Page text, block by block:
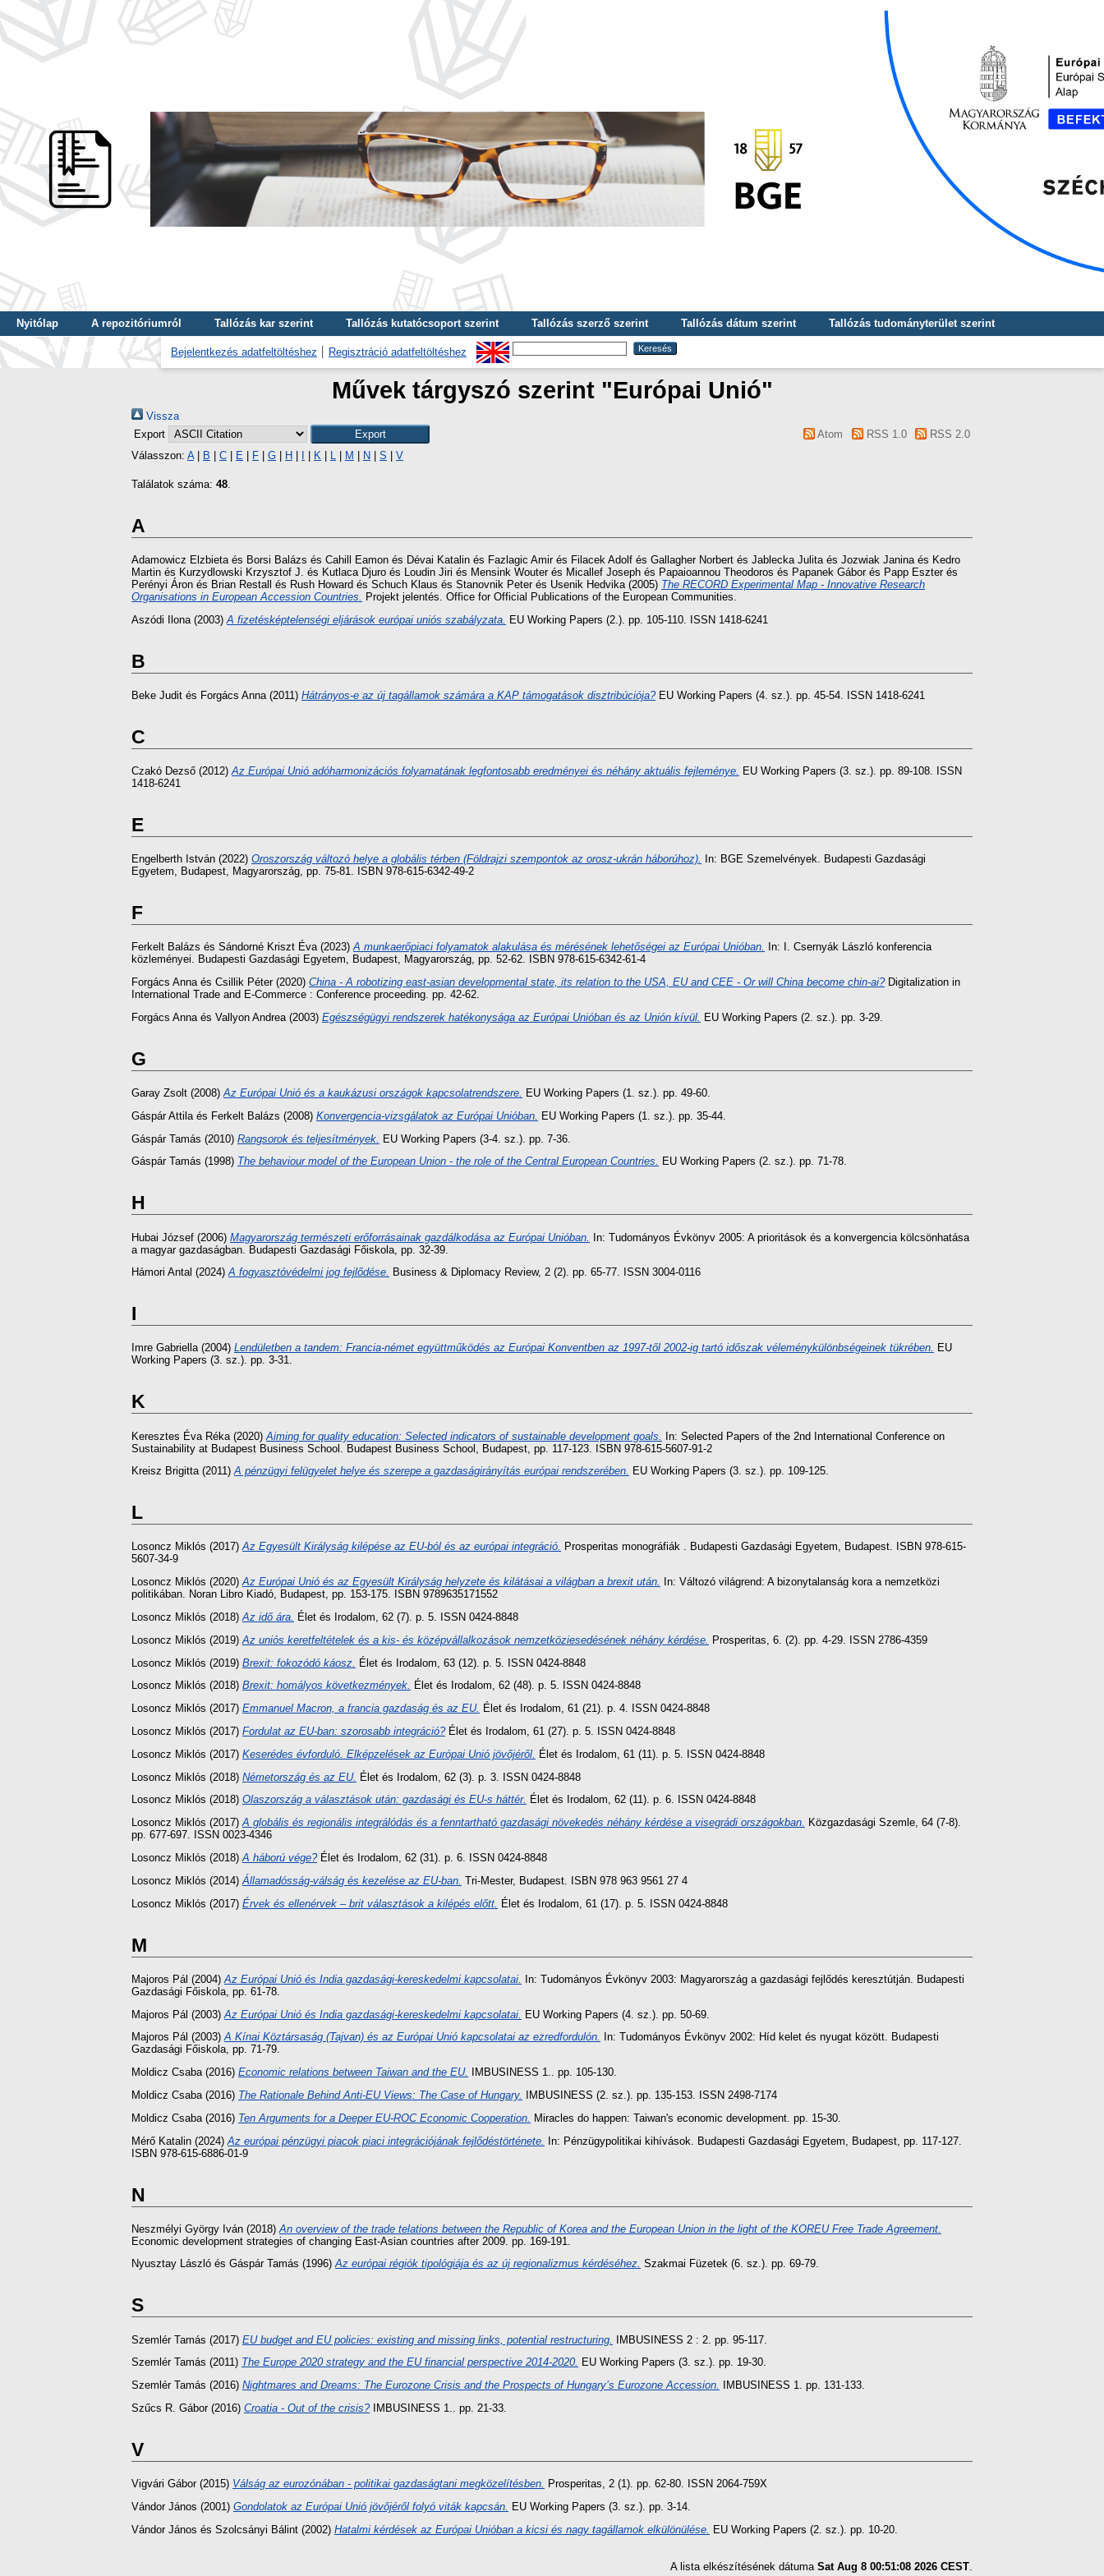
Nyitólap A repozitóriumról Tallózás kar szerint Tallózás kutatócsoport szerint Tallózás szerző szerint Tallózás dátum szerint
Tallózás tudományterület szerint
Tallózás kulcsszó szerint
Bejelentkezés adatfeltöltéshez Regisztráció adatfeltöltéshez
Művek tárgyszó szerint "Európai Unió"
Vissza
Export
Atom RSS 1.0
RSS 2.0
Válasszon: A| B C E F G H K L M N S V
Találatok száma: 48.
A
Adamowicz Elzbietaés Borsi Balázs és Cahill Eamon és Dévai Katalin és Fazlagic Amirés Filacek Adolf és Gallagher Norbert és Jablecka Julitaés Jozwiak Janinaés Kedro
Martin és Kurzydlowski Krzysztof J. és Kutlaca Djuro és Loudin Jiri és Mensink Wouterés Micallef Joseph és Papaioannou Theodoros és Papanek Gáborés Papp Eszterés
Perényi Áron és Brian Restall és Rush Howard és Schuch Klaus és Stanovnik Peterés Usenik Hedvika(2005) The RECORD Experimental Map - Innovative Research
Organisations in European Accession Countries. Projekt jelentés. Office for Official Publications of the European Communities.
Aszódi Ilona (2003) A fizetésképtelenségi eljárások európai uniós szabályzata. EU Working Papers (2.). pp. 105-110. ISSN 1418-6241
B
Beke Judit és Forgács Anna(2011) Hátrányos-e az új tagállamok számára a KAP támogatások disztribúciója?EU Working Papers (4. sz.). pp. 45-54. ISSN 1418-6241
C
Czakó Dezső (2012)Az Európai Unió adóharmonizációs folyamatának legfontosabb eredményei és néhány aktuális fejleménye. EU Working Papers (3. sz.). pp. 89-108. ISSN
1418-6241
E
Engelberth István (2022) Oroszország változó helye a globális térben (Földrajzi szempontok az orosz-ukrán háborúhoz).
In: BGE Szemelvények. Budapesti Gazdasági
Egyetem, Budapest, Magyarország, pp. 75-81. ISBN 978-615-6342-49-2
F
Ferkelt Balázs és Sándorné Kriszt Éva(2023)A munkaerőpiaci folyamatok alakulása és mérésének lehetőségei az Európai Unióban.
In: I. Csernyák László konferencia
közleményei. Budapesti Gazdasági Egyetem, Budapest, Magyarország, pp. 52-62. ISBN 978-615-6342-61-4
Forgács Annaés Csillik Péter(2020) China - A robotizing east-asian developmental state, its relation to the USA, EU and CEE - Or will China become chin-ai?Digitalization in
International Trade and E-Commerce : Conference proceeding. pp. 42-62.
Forgács Anna és Vallyon Andrea (2003) Egészségügyi rendszerek hatékonysága az Európai Unióban és az Unión kívül. EU Working Papers (2. sz.). pp. 3-29.
G
Garay Zsolt (2008)Az Európai Unió és a kaukázusi országok kapcsolatrendszere. EU Working Papers (1. sz.). pp. 49-60.
Gáspár Attila és Ferkelt Balázs (2008) Konvergencia-vizsgálatok az Európai Unióban.
EU Working Papers (1. sz.). pp. 35-44.
Gáspár Tamás (2010) Rangsorok és teljesítmények. EU Working Papers (3-4. sz.). pp. 7-36.
Gáspár Tamás (1998) The behaviour model of the European Union - the role of the Central European Countries. EU Working Papers (2. sz.). pp. 71-78.
H
Hubai József (2006) Magyarország természeti erőforrásainak gazdálkodása az Európai Unióban. In: Tudományos Évkönyv 2005: A prioritások és a konvergencia kölcsönhatása
a magyar gazdaságban. Budapesti Gazdasági Főiskola, pp. 32-39.
Hámori Antal (2024)A fogyasztóvédelmi jog fejlődése. Business & Diplomacy Review, 2 (2). pp. 65-77. ISSN 3004-0116
I
Imre Gabriella(2004) Lendületben a tandem: Francia-német együttműködés az Európai Konventben az 1997-től 2002-ig tartó időszak véleménykülönbségeinek tükrében. EU
Working Papers (3. sz.). pp. 3-31.
K
Keresztes Éva Réka (2020) Aiming for quality education: Selected indicators of sustainable development goals.
In: Selected Papers of the 2nd International Conference on
Sustainability at Budapest Business School. Budapest Business School, Budapest, pp. 117-123. ISBN 978-615-5607-91-2
Kreisz Brigitta(2011)A pénzügyi felügyelet helye és szerepe a gazdaságirányítás európai rendszerében. EU Working Papers (3. sz.). pp. 109-125.
L
Losoncz Miklós (2017)Az Egyesült Királyság kilépése az EU-ból és az európai integráció. Prosperitas monográfiák . Budapesti Gazdasági Egyetem, Budapest. ISBN 978-615-
5607-34-9
Losoncz Miklós (2020)Az Európai Unió és az Egyesült Királyság helyzete és kilátásai a világban a brexit után.
In: Változó világrend: A bizonytalanság kora a nemzetközi
politikában. Noran Libro Kiadó, Budapest, pp. 153-175. ISBN 9789635171552
Losoncz Miklós (2018)Az idő ára. Élet és Irodalom, 62 (7). p. 5. ISSN 0424-8848
Losoncz Miklós (2019) Az uniós keretfeltételek és a kis- és középvállalkozások nemzetköziesedésének néhány kérdése.
Prosperitas, 6. (2). pp. 4-29. ISSN 2786-4359
Losoncz Miklós (2019) Brexit: fokozódó káosz. Élet és Irodalom, 63 (12). p. 5. ISSN 0424-8848
Losoncz Miklós (2018) Brexit: homályos következmények. Élet és Irodalom, 62 (48). p. 5. ISSN 0424-8848
Losoncz Miklós (2017) Emmanuel Macron, a francia gazdaság és az EU. Élet és Irodalom, 61 (21). p. 4. ISSN 0424-8848
Losoncz Miklós (2017) Fordulat az EU-ban: szorosabb integráció?Élet és Irodalom, 61 (27). p. 5. ISSN 0424-8848
Losoncz Miklós (2017) Keserédes évforduló. Elképzelések az Európai Unió jövőjéről.
Élet és Irodalom, 61 (11). p. 5. ISSN 0424-8848
Losoncz Miklós (2018) Németország és az EU. Élet és Irodalom, 62 (3). p. 3. ISSN 0424-8848
Losoncz Miklós (2018) Olaszország a választások után: gazdasági és EU-s háttér. Élet és Irodalom, 62 (11). p. 6. ISSN 0424-8848
Losoncz Miklós (2017)A globális és regionális integrálódás és a fenntartható gazdasági növekedés néhány kérdése a visegrádi országokban. Közgazdasági Szemle, 64 (7-8).
pp. 677-697. ISSN 0023-4346
Losoncz Miklós (2018)A háború vége?Élet és Irodalom, 62 (31). p. 6. ISSN 0424-8848
Losoncz Miklós (2014) Államadósság-válság és kezelése az EU-ban. Tri-Mester, Budapest. ISBN 978 963 9561 27 4
Losoncz Miklós (2017) Érvek és ellenérvek – brit választások a kilépés előtt. Élet és Irodalom, 61 (17). p. 5. ISSN 0424-8848
M
Majoros Pál (2004) Az Európai Unió és India gazdasági-kereskedelmi kapcsolatai. In: Tudományos Évkönyv 2003: Magyarország a gazdasági fejlődés keresztútján. Budapesti
Gazdasági Főiskola, pp. 61-78.
Majoros Pál (2003) Az Európai Unió és India gazdasági-kereskedelmi kapcsolatai. EU Working Papers (4. sz.). pp. 50-69.
Majoros Pál (2003)A Kínai Köztársaság (Tajvan) és az Európai Unió kapcsolatai az ezredfordulón.
In: Tudományos Évkönyv 2002: Híd kelet és nyugat között. Budapesti
Gazdasági Főiskola, pp. 71-79.
Moldicz Csaba(2016) Economic relations between Taiwan and the EU.
IMBUSINESS 1.. pp. 105-130.
Moldicz Csaba (2016) The Rationale Behind Anti-EU Views: The Case of Hungary.
IMBUSINESS (2. sz.). pp. 135-153. ISSN 2498-7174
Moldicz Csaba (2016) Ten Arguments for a Deeper EU-ROC Economic Cooperation. Miracles do happen: Taiwan's economic development. pp. 15-30.
Mérő Katalin (2024) Az európai pénzügyi piacok piaci integrációjának fejlődéstörténete. In: Pénzügypolitikai kihívások. Budapesti Gazdasági Egyetem, Budapest, pp. 117-127.
ISBN 978-615-6886-01-9
N
Neszmélyi György Iván (2018) An overview of the trade telations between the Republic of Korea and the European Union in the light of the KOREU Free Trade Agreement.
Economic development strategies of changing East-Asian countries after 2009. pp. 169-191.
Nyusztay László és Gáspár Tamás (1996)Az európai régiók tipológiája és az új regionalizmus kérdéséhez. Szakmai Füzetek (6. sz.). pp. 69-79.
S
Szemlér Tamás (2017) EU budget and EU policies: existing and missing links, potential restructuring. IMBUSINESS 2 : 2. pp. 95-117.
Szemlér Tamás (2011) The Europe 2020 strategy and the EU financial perspective 2014-2020. EU Working Papers (3. sz.). pp. 19-30.
Szemlér Tamás (2016) Nightmares and Dreams: The Eurozone Crisis and the Prospects of Hungary’s Eurozone Accession.
IMBUSINESS 1. pp. 131-133.
Szűcs R. Gábor(2016) Croatia - Out of the crisis?IMBUSINESS 1.. pp. 21-33.
V
Vigvári Gábor(2015) Válság az eurozónában - politikai gazdaságtani megközelítésben. Prosperitas, 2 (1). pp. 62-80. ISSN 2064-759X
Vándor János (2001) Gondolatok az Európai Unió jövőjéről folyó viták kapcsán.
EU Working Papers (3. sz.). pp. 3-14.
Vándor János és Szolcsányi Bálint (2002) Hatalmi kérdések az Európai Unióban a kicsi és nagy tagállamok elkülönülése. EU Working Papers (2. sz.). pp. 10-20.
A lista elkészítésének dátuma Sat Aug 8 00:51:08 2026 CEST